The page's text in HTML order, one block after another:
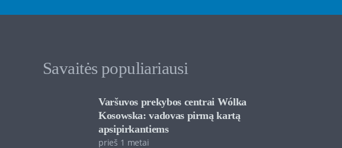
Savaitės populiariausi
Varšuvos prekybos centrai Wólka
Kosowska: vadovas pirmą kartą
apsipirkantiems
prieš 1 metai